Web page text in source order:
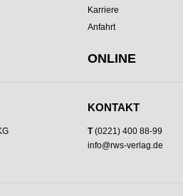
Karriere
Anfahrt
ONLINE
KONTAKT
T(0221) 400 88-99
info@rws-verlag.de